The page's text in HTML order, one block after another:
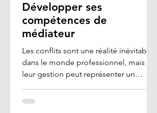
Développer ses
compétences de
médiateur
Les conflits sont une réalité inévitable
dans le monde professionnel, mais
leur gestion peut représenter un